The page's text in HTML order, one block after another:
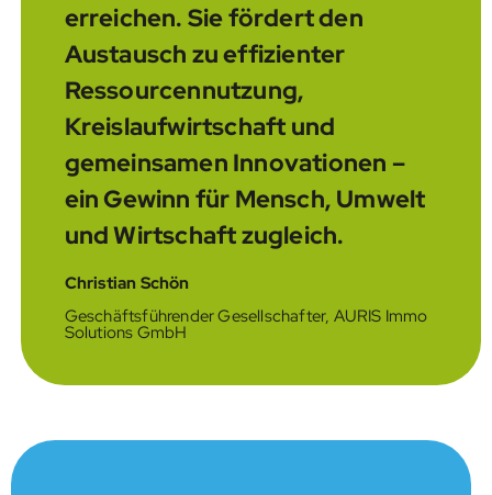
erreichen. Sie fördert den
Austausch zu effizienter
Ressourcennutzung,
Kreislaufwirtschaft und
gemeinsamen Innovationen –
ein Gewinn für Mensch, Umwelt
und Wirtschaft zugleich.
Christian Schön
Geschäftsführender Gesellschafter, AURIS Immo
Solutions GmbH